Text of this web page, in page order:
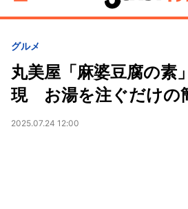
グルメ
丸美屋「麻婆豆腐の素
現 お湯を注ぐだけの
2025.07.24 12:00